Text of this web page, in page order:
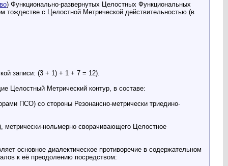
) Функционально-развернутых Целостных Функциональных
с Целостной Метрической действительностью (в
записи: (3 + 1) + 1 + 7 = 12).
Целостный Метрический контур, в составе:
ПСО) со стороны Резонансно-метрически триедино-
нольмерно сворачивающего Целостное
основное диалектическое противоречие в содержательном
к её преодолению посредством: